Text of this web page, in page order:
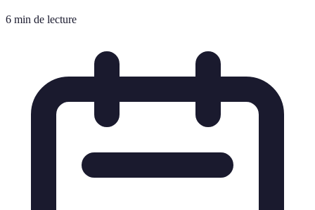
6 min de lecture